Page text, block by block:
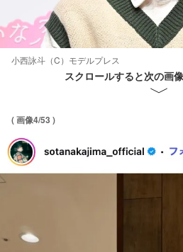
小西詠斗（C）モデルプレス
スクロールすると次の画
( 画像4/53 )